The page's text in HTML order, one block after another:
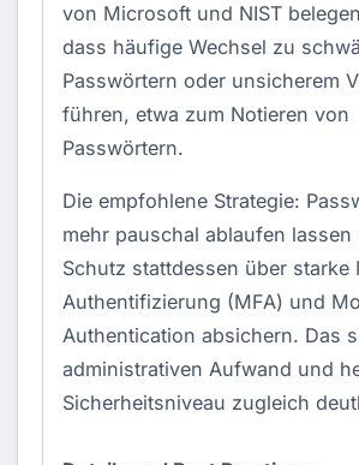
von Microsoft und NIST
dass häufige Wechsel zu
Passwörtern oder unsicherem
führen, etwa zum Notieren von
Passwörtern.
Die empfohlene Strategie:
mehr pauschal ablaufen lassen
Schutz stattdessen über starke
Authentifizierung (MFA) und
Authentication absichern. Das
administrativen Aufwand und
Sicherheitsniveau zugleich